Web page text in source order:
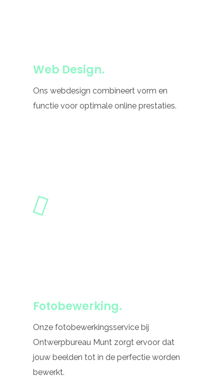
Web Design.
Ons webdesign combineert vorm en
functie voor optimale online prestaties.
Fotobewerking.
Onze fotobewerkingsservice bij
Ontwerpbureau Munt zorgt ervoor dat
jouw beelden tot in de perfectie worden
bewerkt.